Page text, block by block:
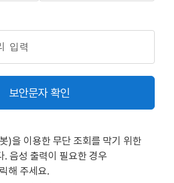
보안문자 확인
)을 이용한 무단 조회를 막기 위한
. 음성 출력이 필요한 경우
해 주세요.